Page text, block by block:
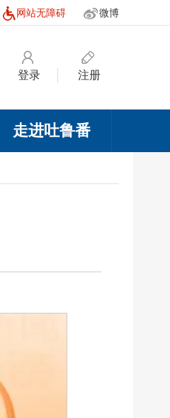
网站无障碍 微博
登录 注册
走进吐鲁番